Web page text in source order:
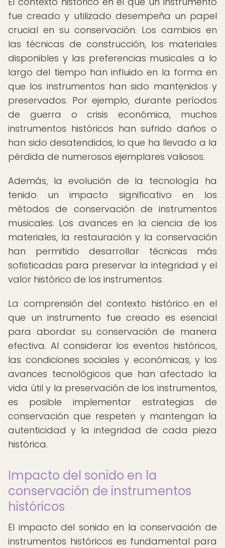
fue creado y utilizado desempeña un papel
crucial en su conservación. Los cambios en
las técnicas de construcción, los materiales
disponibles y las preferencias musicales a lo
largo del tiempo han influido en la forma en
que los instrumentos han sido mantenidos y
preservados. Por ejemplo, durante períodos
de guerra o crisis económica, muchos
instrumentos históricos han sufrido daños o
han sido desatendidos, lo que ha llevado a la
pérdida de numerosos ejemplares valiosos.
Además, la evolución de la tecnología ha
tenido un impacto significativo en los
métodos de conservación de instrumentos
musicales. Los avances en la ciencia de los
materiales, la restauración y la conservación
han permitido desarrollar técnicas más
sofisticadas para preservar la integridad y el
valor histórico de los instrumentos.
La comprensión del contexto histórico en el
que un instrumento fue creado es esencial
para abordar su conservación de manera
efectiva. Al considerar los eventos históricos,
las condiciones sociales y económicas, y los
avances tecnológicos que han afectado la
vida útil y la preservación de los instrumentos,
es posible implementar estrategias de
conservación que respeten y mantengan la
autenticidad y la integridad de cada pieza
histórica.
Impacto del sonido en la
conservación de instrumentos
históricos
El impacto del sonido en la conservación de
instrumentos históricos es fundamental para